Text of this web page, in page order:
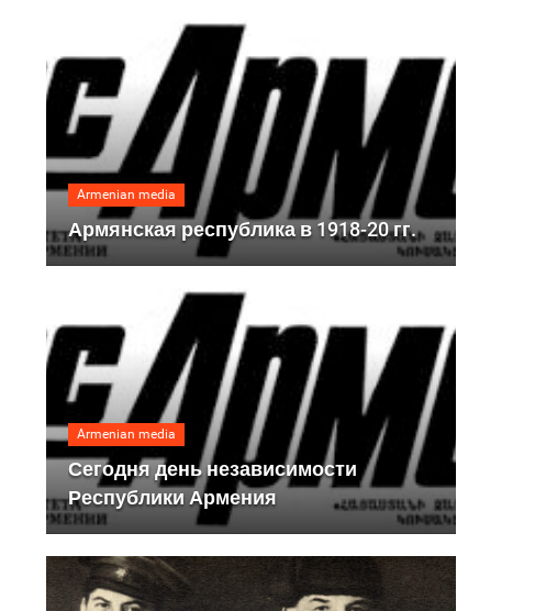
Armenian media
Армянская республика в 1918-20 гг.
Armenian media
Сегодня день независимости
Республики Армения